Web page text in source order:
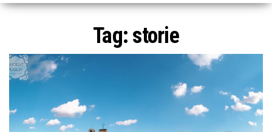
v
a
i
o
n
Tag: storie